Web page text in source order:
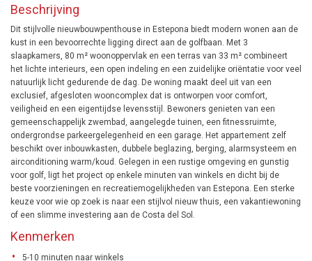
Beschrijving
Dit stijlvolle nieuwbouwpenthouse in Estepona biedt modern wonen aan de
kust in een bevoorrechte ligging direct aan de golfbaan. Met 3
slaapkamers, 80 m² woonoppervlak en een terras van 33 m² combineert
het lichte interieurs, een open indeling en een zuidelijke oriëntatie voor veel
natuurlijk licht gedurende de dag. De woning maakt deel uit van een
exclusief, afgesloten wooncomplex dat is ontworpen voor comfort,
veiligheid en een eigentijdse levensstijl. Bewoners genieten van een
gemeenschappelijk zwembad, aangelegde tuinen, een fitnessruimte,
ondergrondse parkeergelegenheid en een garage. Het appartement zelf
beschikt over inbouwkasten, dubbele beglazing, berging, alarmsysteem en
airconditioning warm/koud. Gelegen in een rustige omgeving en gunstig
voor golf, ligt het project op enkele minuten van winkels en dicht bij de
beste voorzieningen en recreatiemogelijkheden van Estepona. Een sterke
keuze voor wie op zoek is naar een stijlvol nieuw thuis, een vakantiewoning
of een slimme investering aan de Costa del Sol.
Kenmerken
5-10 minuten naar winkels